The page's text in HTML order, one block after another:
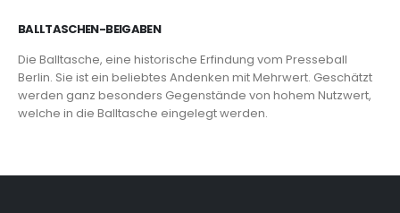
BALLTASCHEN-BEIGABEN
Die Balltasche, eine historische Erfindung vom Presseball
Berlin. Sie ist ein beliebtes Andenken mit Mehrwert. Geschätzt
werden ganz besonders Gegenstände von hohem Nutzwert,
welche in die Balltasche eingelegt werden.